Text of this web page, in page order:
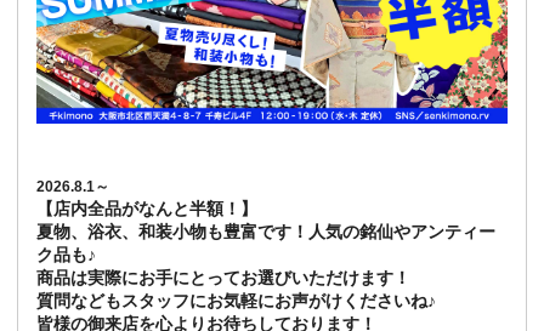
2026.8.1～
【店内全品がなんと半額！】
夏物、浴衣、和装小物も豊富です！人気の銘仙やアンティー
ク品も♪
商品は実際にお手にとってお選びいただけます！
質問などもスタッフにお気軽にお声がけくださいね♪
皆様の御来店を心よりお待ちしております！